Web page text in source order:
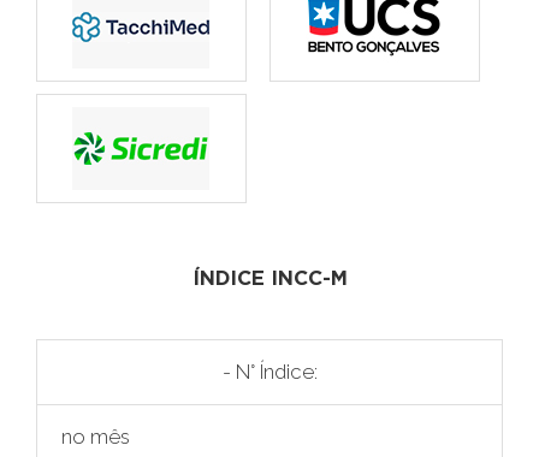
ÍNDICE INCC-M
- N° Índice:
no mês